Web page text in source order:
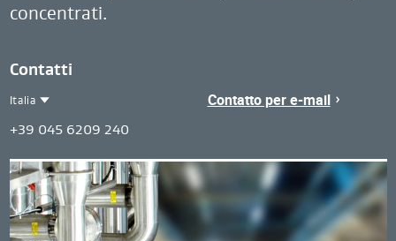
concentrati.
Contatti
Italia
Italia
+39 045 6209 240
Contatto per e-mail